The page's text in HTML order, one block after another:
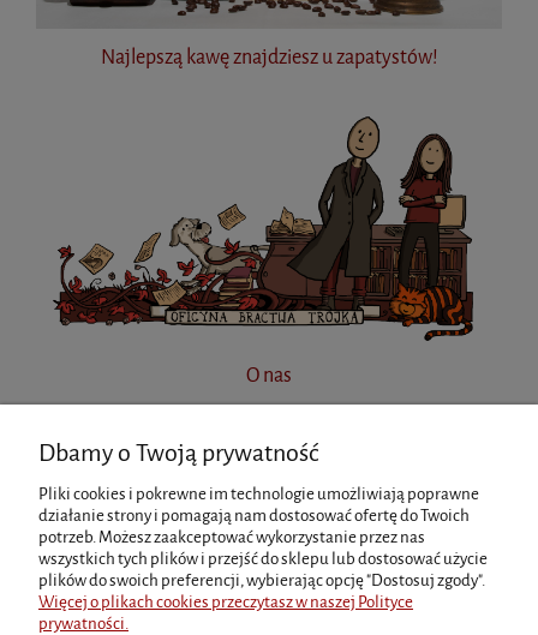
Najlepszą kawę znajdziesz u zapatystów!
O nas
INFORMACJE
MOJE KONTO
Dbamy o Twoją prywatność
Pliki cookies i pokrewne im technologie umożliwiają poprawne
działanie strony i pomagają nam dostosować ofertę do Twoich
potrzeb. Możesz zaakceptować wykorzystanie przez nas
wszystkich tych plików i przejść do sklepu lub dostosować użycie
plików do swoich preferencji, wybierając opcję "Dostosuj zgody".
Więcej o plikach cookies przeczytasz w naszej Polityce
prywatności.